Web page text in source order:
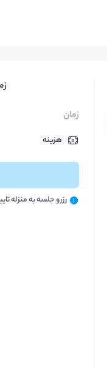
زمان
هزینه
رزرو جلسه به منزله